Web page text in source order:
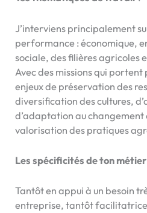
J’interviens principalement
performance : économique,
sociale, des filières agricoles
Avec des missions qui
enjeux de préservation des
diversification des cultures,
d’adaptation au
valorisation des pratiques
Les spécificités de ton métier
Tantôt en appui à un besoin
entreprise, tantôt facilitatrice